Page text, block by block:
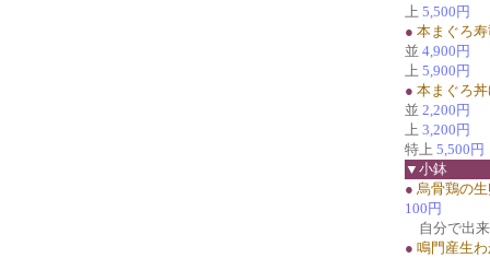
上 5,500円
● 本まぐろ
並 4,900円
上 5,900円
● 本まぐろ
並 2,200円
上 3,200円
特上 5,500円
▼小鉢
● 烏骨鶏の
100円
自分で出
● 鳴門産生